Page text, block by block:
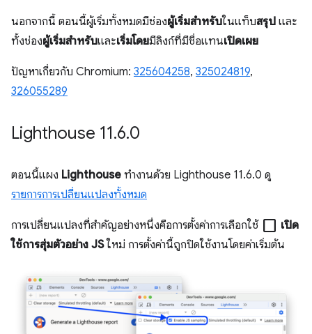
นอกจากนี้ ตอนนี้ผู้เริ่มทั้งหมดมีช่องผู้เริ่มสำหรับในแท็บสรุป และ
ทั้งช่องผู้เริ่มสำหรับและเริ่มโดยมีลิงก์ที่มีชื่อแทนเปิดเผย
ปัญหาเกี่ยวกับ Chromium: 325604258, 325024819,
326055289
Lighthouse 11.6.0
ตอนนี้แผง Lighthouse ทำงานด้วย Lighthouse 11.6.0 ดู
รายการการเปลี่ยนแปลงทั้งหมด
การเปลี่ยนแปลงที่สำคัญอย่างหนึ่งคือการตั้งค่าการเลือกใช้ check_box_outline_blank เปิด
ใช้การสุ่มตัวอย่าง JSใหม่ การตั้งค่านี้ถูกปิดใช้งานโดยค่าเริ่มต้น